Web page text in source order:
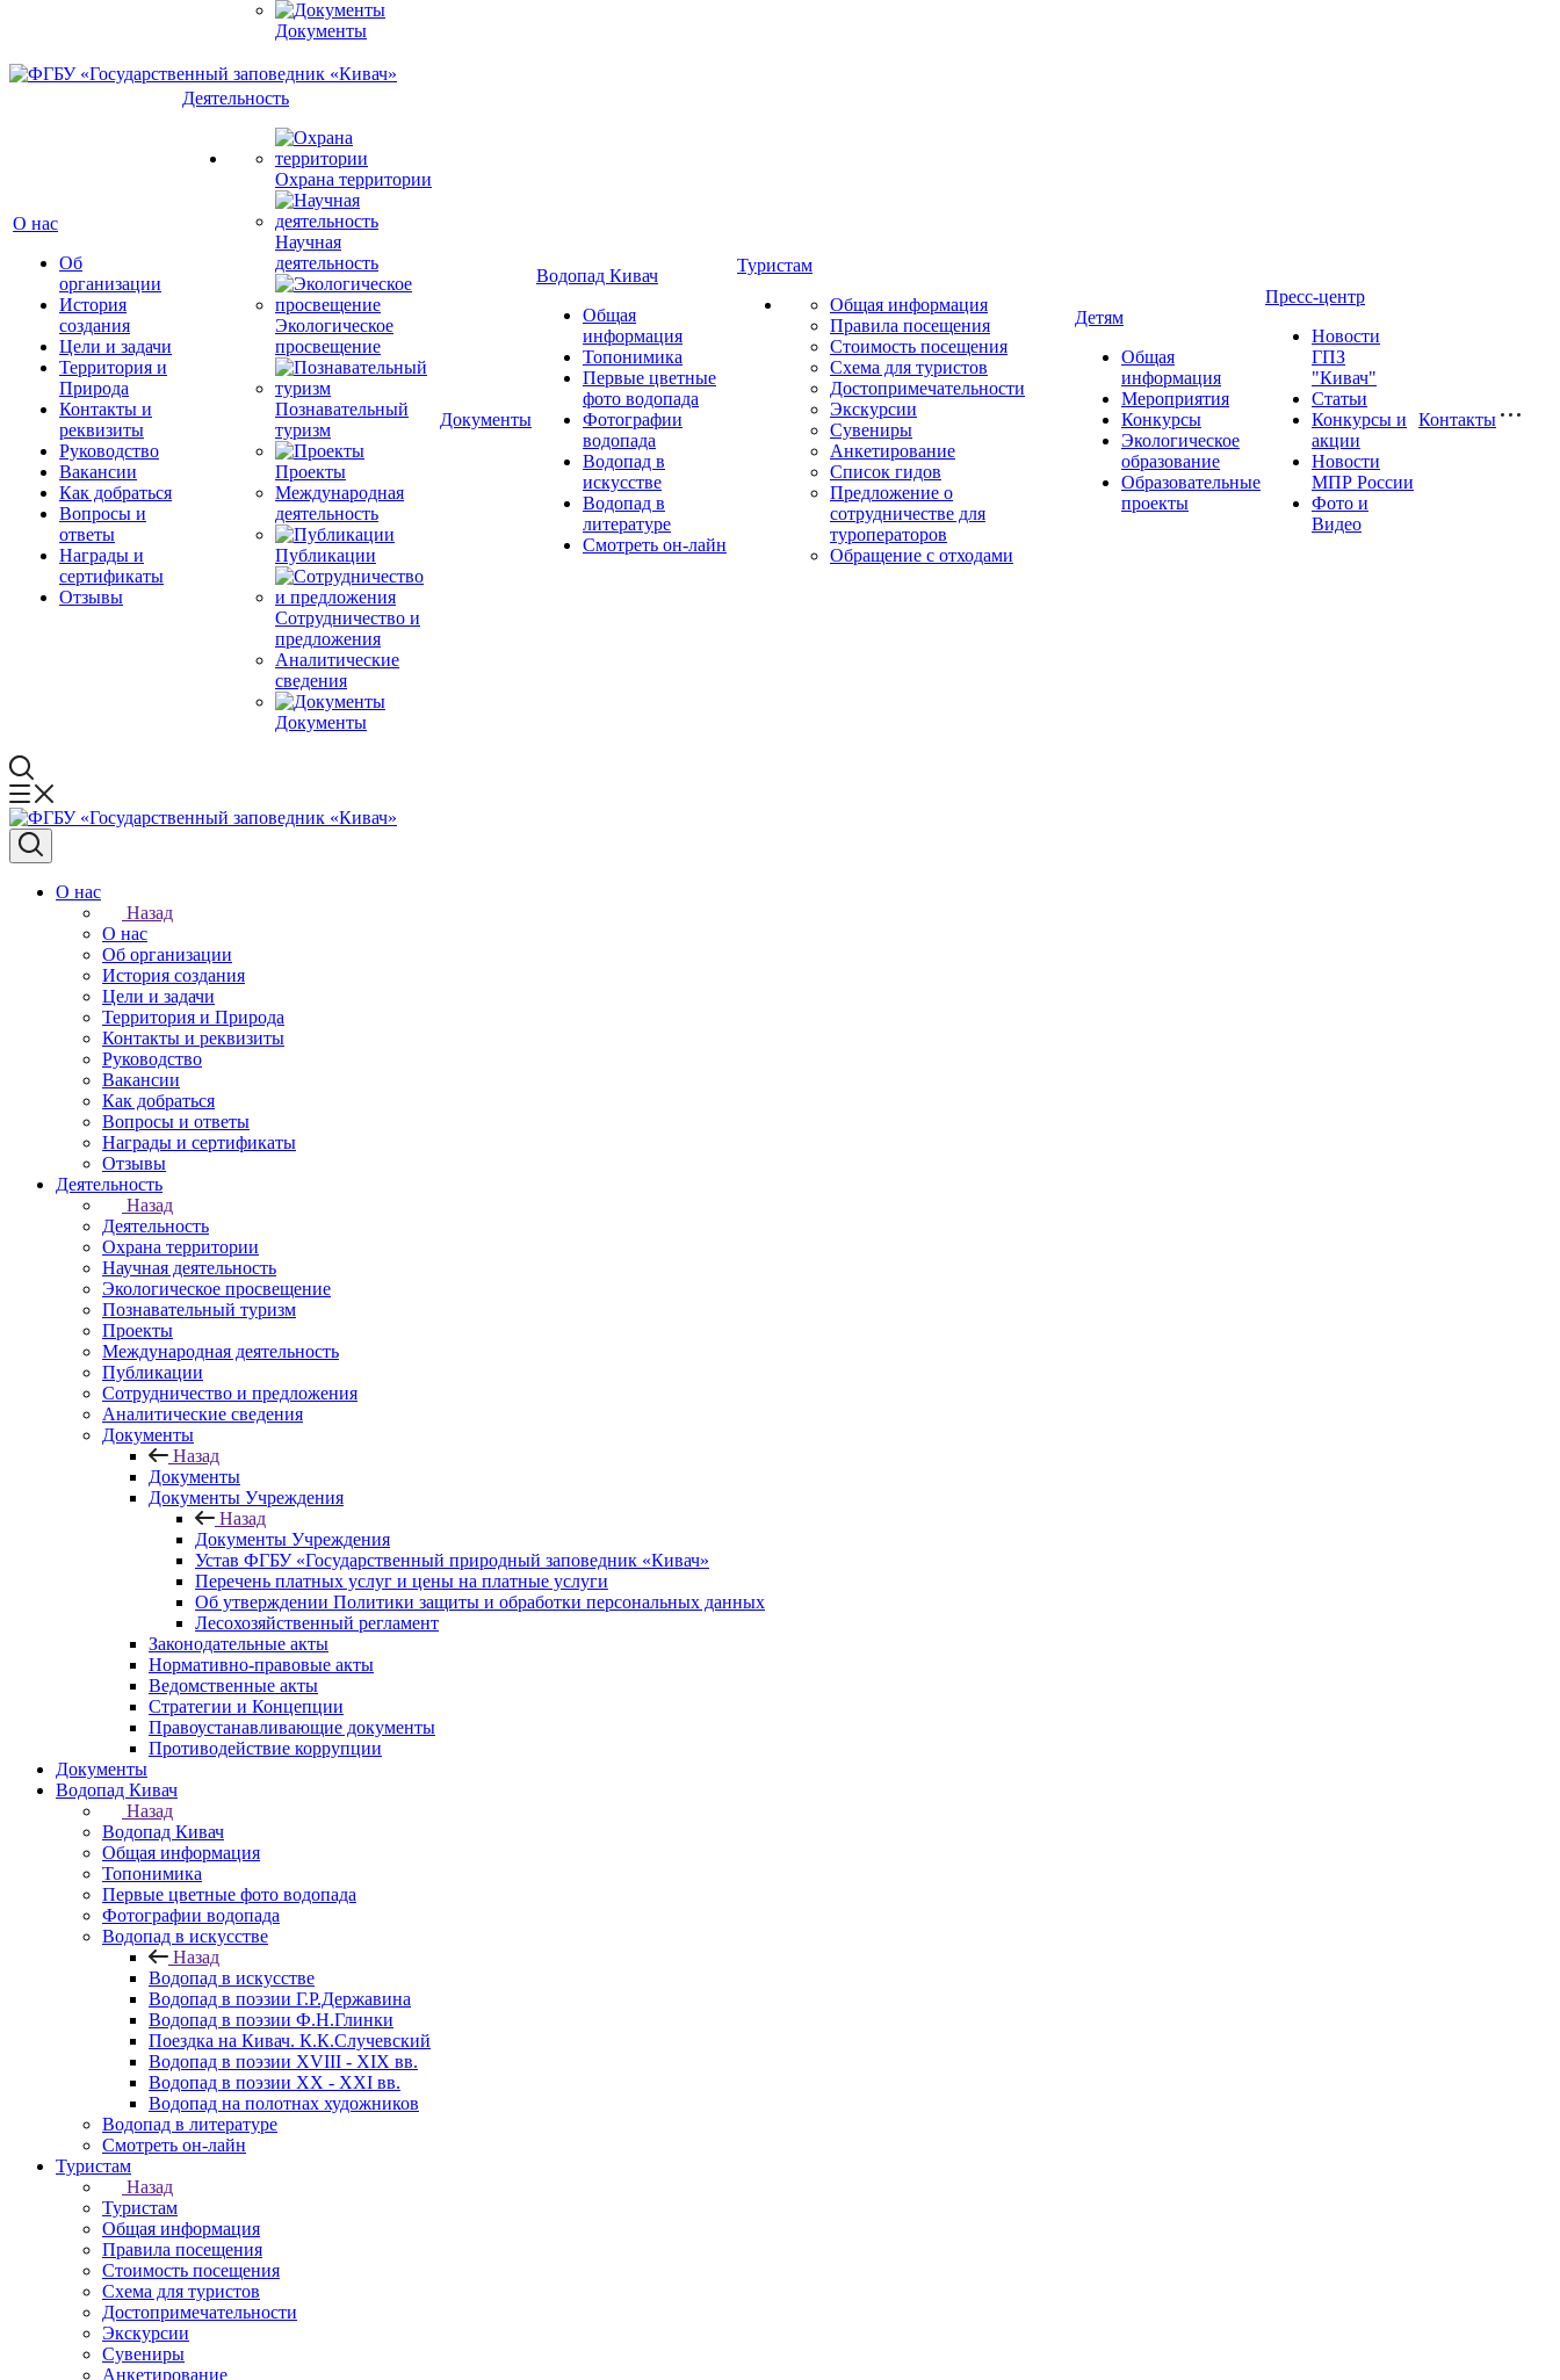
Документы
О нас
Об
организации
История
создания
Цели и задачи
Территория и
Природа
Контакты и
реквизиты
Руководство
Вакансии
Как добраться
Вопросы и
ответы
Награды и
сертификаты
Отзывы
Деятельность
Охрана территории
Научная
деятельность
Экологическое
просвещение
Познавательный
туризм
Проекты
Международная
деятельность
Публикации
Сотрудничество и
предложения
Аналитические
сведения
Документы
Документы
Водопад Кивач
Общая
информация
Топонимика
Первые цветные
фото водопада
Фотографии
водопада
Водопад в
искусстве
Водопад в
литературе
Смотреть он-лайн
Туристам
Общая информация
Правила посещения
Стоимость посещения
Схема для туристов
Достопримечательности
Экскурсии
Сувениры
Анкетирование
Список гидов
Предложение о
сотрудничестве для
туроператоров
Обращение с отходами
Детям
Общая
информация
Мероприятия
Конкурсы
Экологическое
образование
Образовательные
проекты
Пресс-центр
Новости
ГПЗ
"Кивач"
Статьи
Конкурсы и
акции
Новости
МПР России
Фото и
Видео
Контакты
О нас
Назад
О нас
Об организации
История создания
Цели и задачи
Территория и Природа
Контакты и реквизиты
Руководство
Вакансии
Как добраться
Вопросы и ответы
Награды и сертификаты
Отзывы
Деятельность
Назад
Деятельность
Охрана территории
Научная деятельность
Экологическое просвещение
Познавательный туризм
Проекты
Международная деятельность
Публикации
Сотрудничество и предложения
Аналитические сведения
Документы
Назад
Документы
Документы Учреждения
Назад
Документы Учреждения
Устав ФГБУ «Государственный природный заповедник «Кивач»
Перечень платных услуг и цены на платные услуги
Об утверждении Политики защиты и обработки персональных данных
Лесохозяйственный регламент
Законодательные акты
Нормативно-правовые акты
Ведомственные акты
Стратегии и Концепции
Правоустанавливающие документы
Противодействие коррупции
Документы
Водопад Кивач
Назад
Водопад Кивач
Общая информация
Топонимика
Первые цветные фото водопада
Фотографии водопада
Водопад в искусстве
Назад
Водопад в искусстве
Водопад в поэзии Г.Р.Державина
Водопад в поэзии Ф.Н.Глинки
Поездка на Кивач. К.К.Случевский
Водопад в поэзии XVIII - XIX вв.
Водопад в поэзии XX - XXI вв.
Водопад на полотнах художников
Водопад в литературе
Смотреть он-лайн
Туристам
Назад
Туристам
Общая информация
Правила посещения
Стоимость посещения
Схема для туристов
Достопримечательности
Экскурсии
Сувениры
Анкетирование